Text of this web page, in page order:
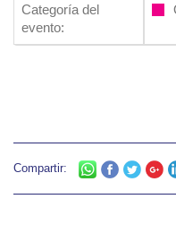
Categoría del
evento:
Compartir: